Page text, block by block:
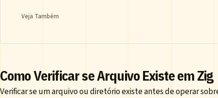
Veja Também
Como Verificar se Arquivo Existe em Zig
Verificar se um arquivo ou diretório existe antes de operar